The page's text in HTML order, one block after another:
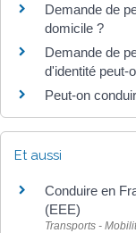
Demande de
domicile ?
Demande de
d'identité peut-
Peut-on
Et aussi
Conduire en
(EEE)
Transports -